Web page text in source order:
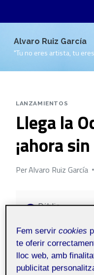
contingut
Alvaro Ruiz García
"Tu no eres artista, tu
LANZAMIENTOS
Llega la
¡ahora
PerAlvaro Ruiz García
Públic
Juega aquí: OcaLight
Oca Light es un
Fem servircookies
te oferir
lloc web, amb
publicitat